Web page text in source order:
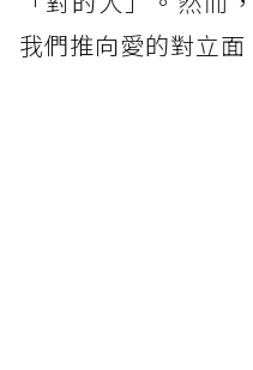
我們推向愛的對立面